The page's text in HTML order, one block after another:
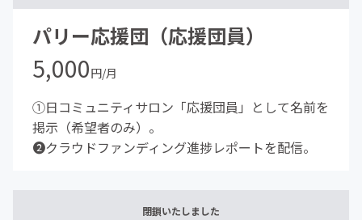
パリー応援団（応援団員）
5,000円/月
①日コミュニティサロン「応援団員」として名前を
掲示（希望者のみ）。
❷クラウドファンディング進捗レポートを配信。
閉鎖いたしました